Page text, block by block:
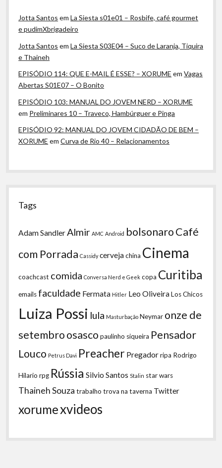
Jotta Santos emLa Siesta s01e01 – Rosbife, café gourmet
e pudimXbrigadeiro
Jotta Santos emLa Siesta S03E04 – Suco de Laranja, Tiquira
e Thaineh
EPISÓDIO 114: QUE E-MAIL É ESSE? – XORUME emVagas
Abertas S01E07 – O Bonito
EPISÓDIO 103: MANUAL DO JOVEM NERD – XORUME
em Preliminares 10 – Traveco, Hambúrguer e Pinga
EPISÓDIO 92: MANUAL DO JOVEM CIDADÃO DE BEM –
XORUME emCurva de Rio 40 – Relacionamentos
Tags
Adam Sandler Almir AMC Android bolsonaroCafé
com Porrada Cassidy cervejachina Cinema
coachcast comida Conversa Nerd e Geek copa Curitiba
emails faculdade Fermata Hitler Leo OliveiraLos Chicos
Luiza Possi lula Masturbação Neymar onze de
setembroosasco paulinho siqueira Pensador
Louco Petrus Davi Preacher Pregadorripa Rodrigo
Hilario rpg Rússia Silvio Santos Stalin star wars
Thaineh Souza trabalho trova na taverna Twitter
xorumexvideos